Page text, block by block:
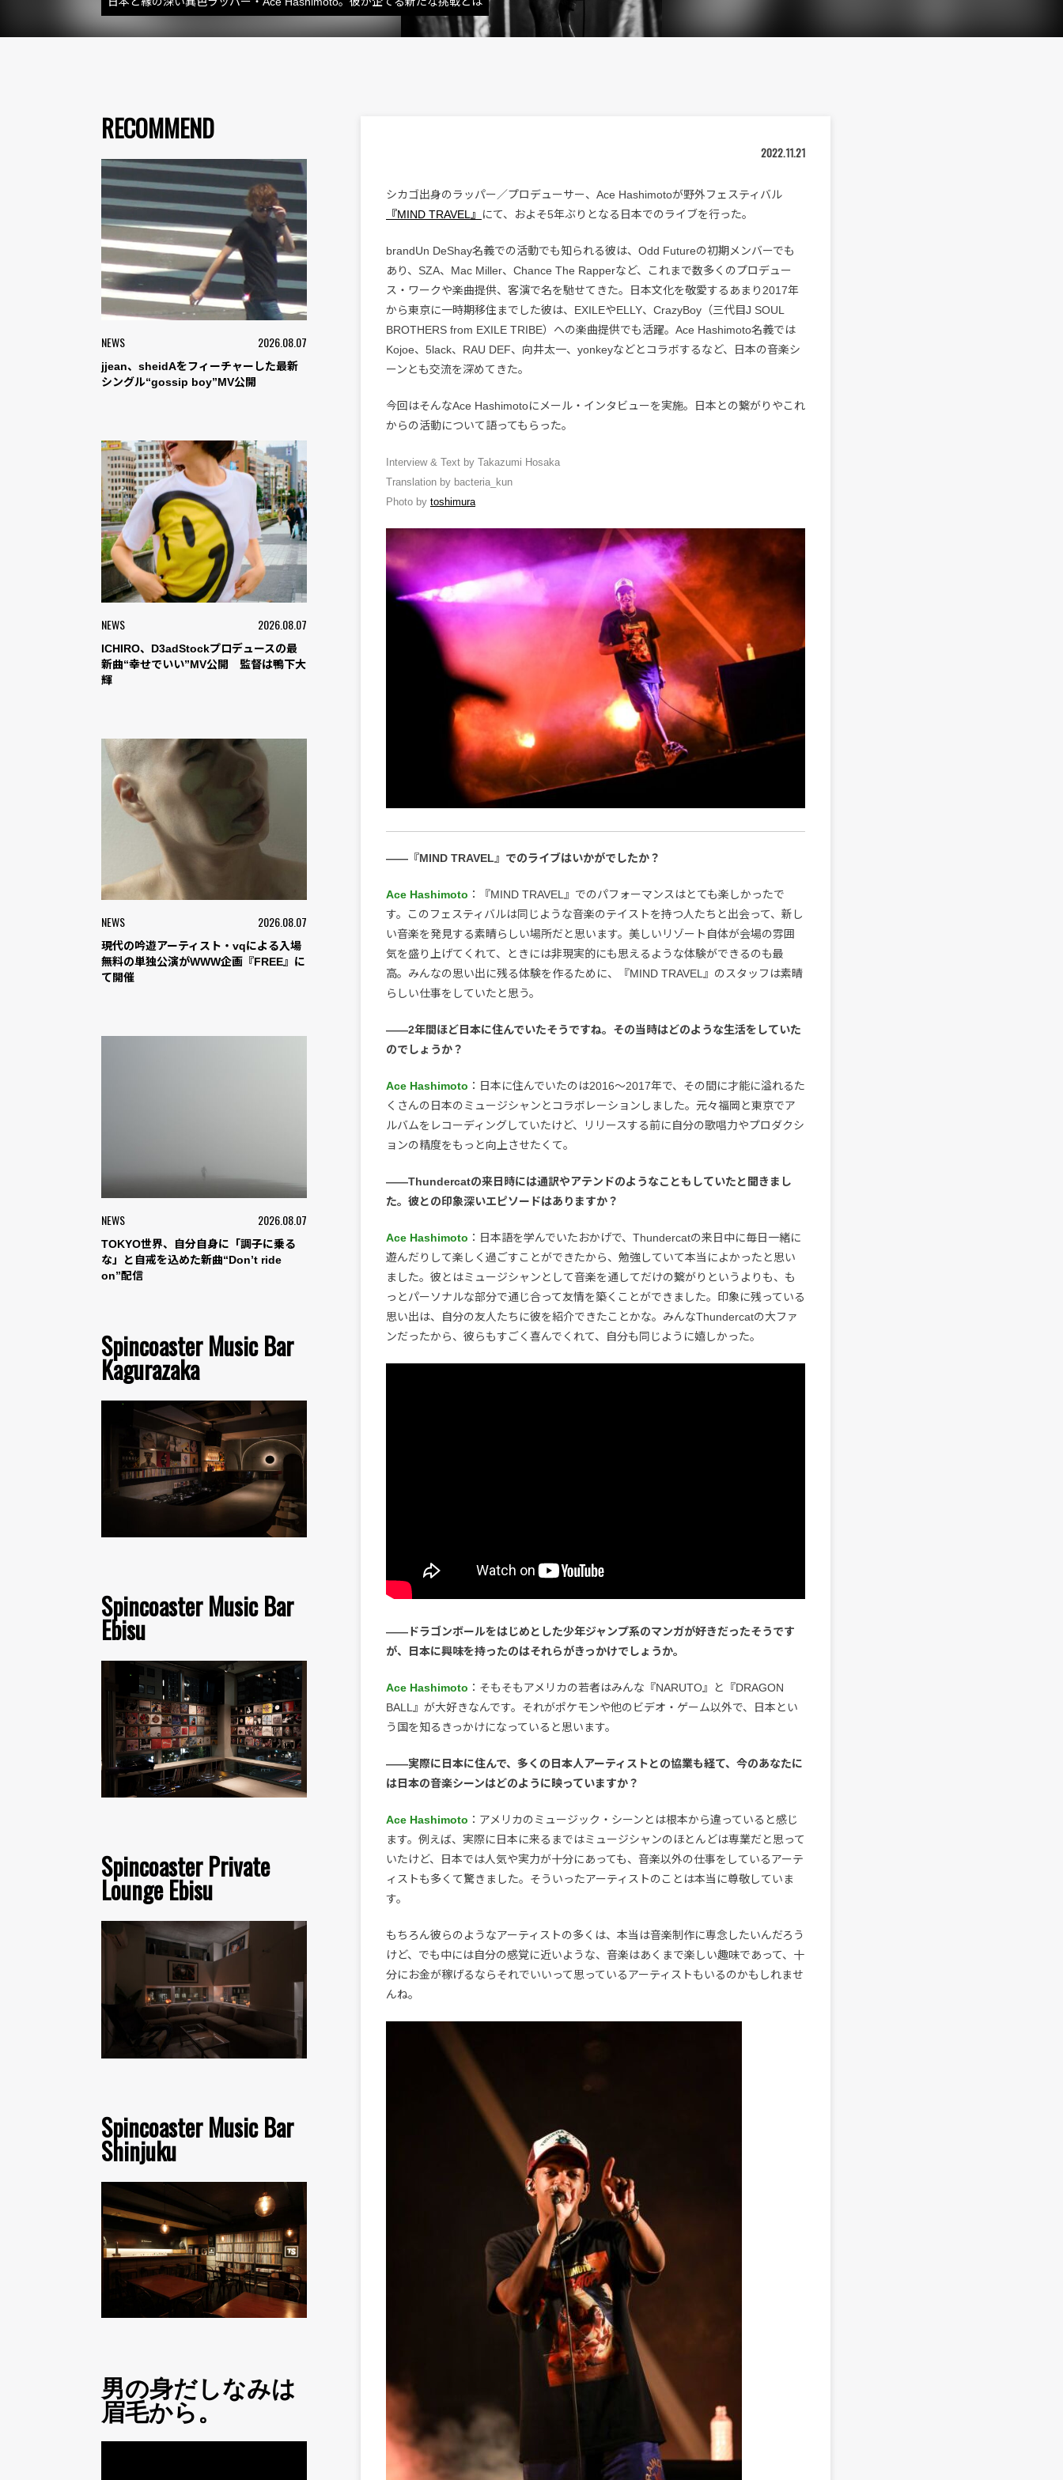
RECOMMEND
NEWS 2026.08.07
jjean、sheidAをフィーチャーした最新
シングル“gossip boy”MV公開
NEWS 2026.08.07
ICHIRO、D3adStockプロデュースの最
新曲“幸せでいい”MV公開 監督は鴨下大
輝
NEWS 2026.08.07
現代の吟遊アーティスト・vqによる入場
無料の単独公演がWWW企画『FREE』に
て開催
NEWS 2026.08.07
TOKYO世界、自分自身に「調子に乗る
な」と自戒を込めた新曲“Don’t ride
on”配信
Spincoaster Music Bar
Kagurazaka
Spincoaster Music Bar
Ebisu
Spincoaster Private
Lounge Ebisu
Spincoaster Music Bar
Shinjuku
男の身だしなみは
眉毛から。
2022.11.21
シカゴ出身のラッパー／プロデューサー、Ace Hashimotoが野外フェスティバル
『MIND TRAVEL』
にて、およそ5年ぶりとなる日本でのライブを行った。
brandUn DeShay名義での活動でも知られる彼は、Odd Futureの初期メンバーでも
あり、SZA、Mac Miller、Chance The Rapperなど、これまで数多くのプロデュー
ス・ワークや楽曲提供、客演で名を馳せてきた。日本文化を敬愛するあまり2017年
から東京に一時期移住までした彼は、EXILEやELLY、CrazyBoy（三代目J SOUL
BROTHERS from EXILE TRIBE）への楽曲提供でも活躍。Ace Hashimoto名義では
Kojoe、5lack、RAU DEF、向井太一、yonkeyなどとコラボするなど、日本の音楽シ
ーンとも交流を深めてきた。
今回はそんなAce Hashimotoにメール・インタビューを実施。日本との繋がりやこれ
からの活動について語ってもらった。
Interview & Text by Takazumi Hosaka
Translation by bacteria_kun
Photo by toshimura
――『MIND TRAVEL』でのライブはいかがでしたか？
Ace Hashimoto ：『MIND TRAVEL』でのパフォーマンスはとても楽しかったで
す。このフェスティバルは同じような音楽のテイストを持つ人たちと出会って、新し
い音楽を発見する素晴らしい場所だと思います。美しいリゾート自体が会場の雰囲
気を盛り上げてくれて、ときには非現実的にも思えるような体験ができるのも最
高。みんなの思い出に残る体験を作るために、『MIND TRAVEL』のスタッフは素晴
らしい仕事をしていたと思う。
――2年間ほど日本に住んでいたそうですね。その当時はどのような生活をしていた
のでしょうか？
Ace Hashimoto ：日本に住んでいたのは2016〜2017年で、その間に才能に溢れるた
くさんの日本のミュージシャンとコラボレーションしました。元々福岡と東京でア
ルバムをレコーディングしていたけど、リリースする前に自分の歌唱力やプロダクシ
ョンの精度をもっと向上させたくて。
――Thundercatの来日時には通訳やアテンドのようなこともしていたと聞きまし
た。彼との印象深いエピソードはありますか？
Ace Hashimoto ：日本語を学んでいたおかげで、Thundercatの来日中に毎日一緒に
遊んだりして楽しく過ごすことができたから、勉強していて本当によかったと思い
ました。彼とはミュージシャンとして音楽を通してだけの繋がりというよりも、も
っとパーソナルな部分で通じ合って友情を築くことができました。印象に残っている
思い出は、自分の友人たちに彼を紹介できたことかな。みんなThundercatの大ファ
ンだったから、彼らもすごく喜んでくれて、自分も同じように嬉しかった。
――ドラゴンボールをはじめとした少年ジャンプ系のマンガが好きだったそうです
が、日本に興味を持ったのはそれらがきっかけでしょうか。
Ace Hashimoto ：そもそもアメリカの若者はみんな『NARUTO』と『DRAGON
BALL』が大好きなんです。それがポケモンや他のビデオ・ゲーム以外で、日本とい
う国を知るきっかけになっていると思います。
――実際に日本に住んで、多くの日本人アーティストとの協業も経て、今のあなたに
は日本の音楽シーンはどのように映っていますか？
Ace Hashimoto ：アメリカのミュージック・シーンとは根本から違っていると感じ
ます。例えば、実際に日本に来るまではミュージシャンのほとんどは専業だと思って
いたけど、日本では人気や実力が十分にあっても、音楽以外の仕事をしているアーテ
ィストも多くて驚きました。そういったアーティストのことは本当に尊敬していま
す。
もちろん彼らのようなアーティストの多くは、本当は音楽制作に専念したいんだろう
けど、でも中には自分の感覚に近いような、音楽はあくまで楽しい趣味であって、十
分にお金が稼げるならそれでいいって思っているアーティストもいるのかもしれませ
んね。